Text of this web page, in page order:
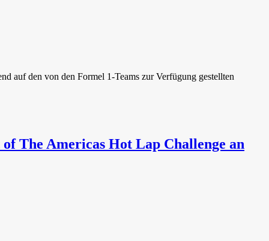
auf den von den Formel 1-Teams zur Verfügung gestellten
The Americas Hot Lap Challenge an